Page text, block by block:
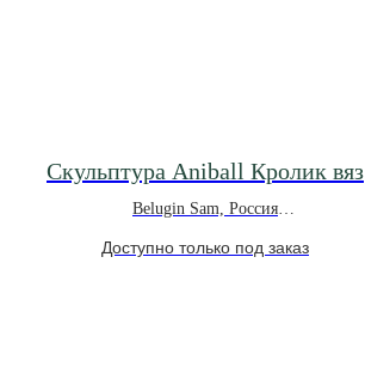
Скульптура Aniball Кролик вяз
Belugin Sam, Россия